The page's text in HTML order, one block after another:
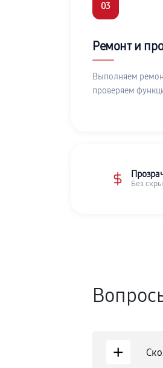
03
Ремонт и
Выполняем
проверяем
Без
+